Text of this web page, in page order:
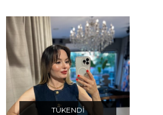
TÜKENDI